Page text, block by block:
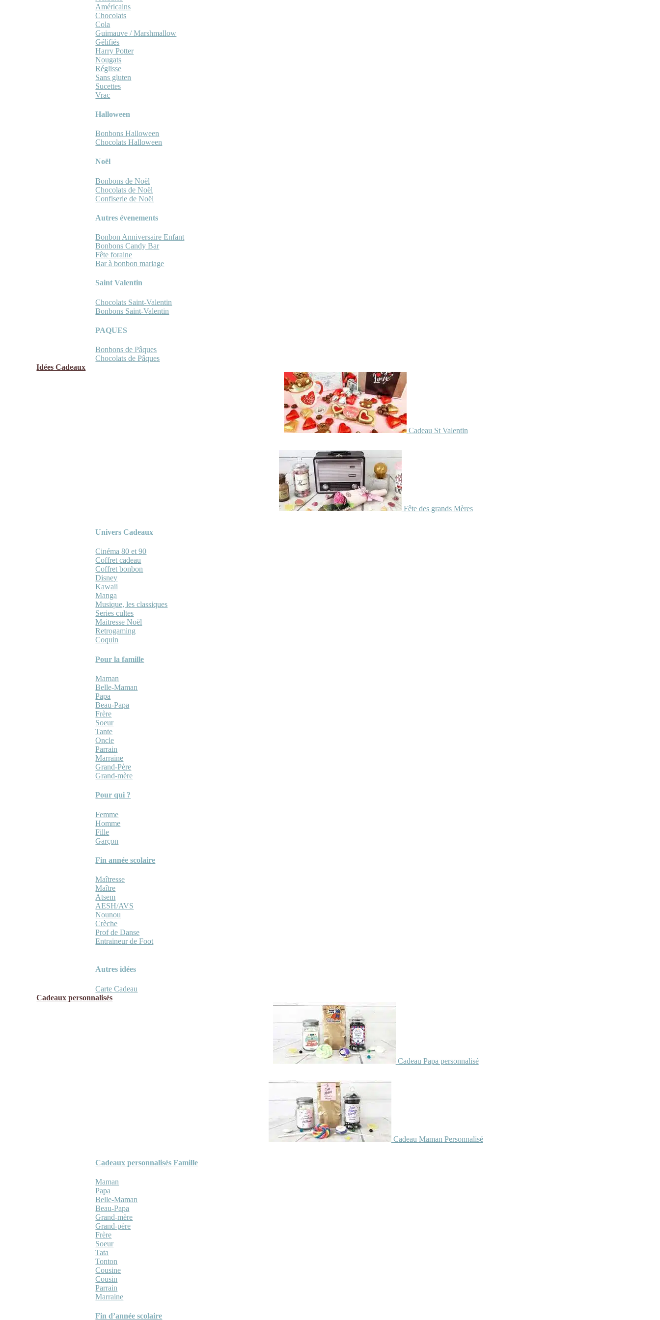
Américains
Chocolats
Cola
Guimauve / Marshmallow
Gélifiés
Harry Potter
Nougats
Réglisse
Sans gluten
Sucettes
Vrac
Halloween
Bonbons Halloween
Chocolats Halloween
Noël
Bonbons de Noël
Chocolats de Noël
Confiserie de Noël
Autres évenements
Bonbon Anniversaire Enfant
Bonbons Candy Bar
Fête foraine
Bar à bonbon mariage
Saint Valentin
Chocolats Saint-Valentin
Bonbons Saint-Valentin
PAQUES
Bonbons de Pâques
Chocolats de Pâques
Idées Cadeaux
Cadeau St Valentin
Fête des grands Mères
Univers Cadeaux
Cinéma 80 et 90
Coffret cadeau
Coffret bonbon
Disney
Kawaii
Manga
Musique, les classiques
Series cultes
Maitresse Noël
Retrogaming
Coquin
Pour la famille
Maman
Belle-Maman
Papa
Beau-Papa
Frère
Soeur
Tante
Oncle
Parrain
Marraine
Grand-Père
Grand-mère
Pour qui ?
Femme
Homme
Fille
Garçon
Fin année scolaire
Maîtresse
Maître
Atsem
AESH/AVS
Nounou
Crèche
Prof de Danse
Entraineur de Foot
Autres idées
Carte Cadeau
Cadeaux personnalisés
Cadeau Papa personnalisé
Cadeau Maman Personnalisé
Cadeaux personnalisés Famille
Maman
Papa
Belle-Maman
Beau-Papa
Grand-mère
Grand-père
Frère
Soeur
Tata
Tonton
Cousine
Cousin
Parrain
Marraine
Fin d’année scolaire